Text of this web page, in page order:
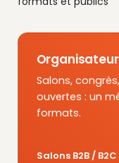
Salons,
ouvertes : un
formats.
Salons B2B / B2C